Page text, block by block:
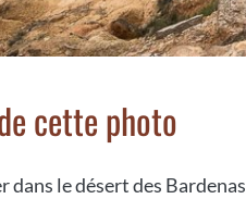
cette photo
dans le désert des